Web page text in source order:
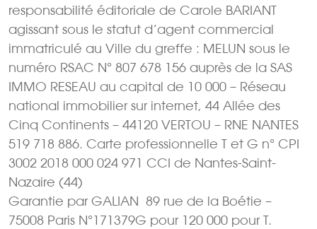
responsabilité éditoriale de Carole BARIANT
agissant sous le statut d’agent commercial
immatriculé au Ville du greffe : MELUN sous le
numéro RSAC N° 807 678 156 auprès de la SAS
IMMO RESEAU au capital de 10 000 – Réseau
national immobilier sur internet, 44 Allée des
Cinq Continents – 44120 VERTOU – RNE NANTES
519 718 886. Carte professionnelle T et G n° CPI
3002 2018 000 024 971 CCI de Nantes-Saint-
Nazaire (44)
Garantie par GALIAN  89 rue de la Boétie –
75008 Paris N°171379G pour 120 000 pour T.